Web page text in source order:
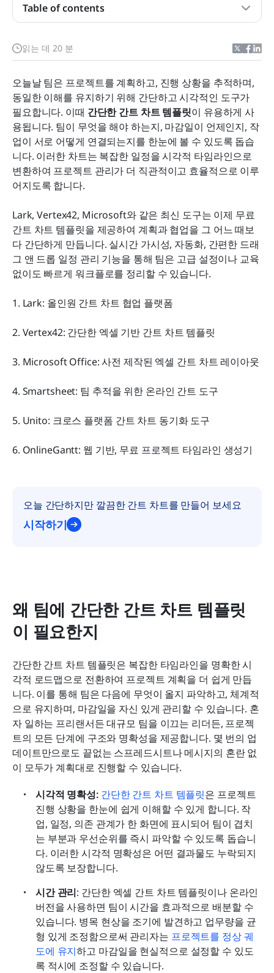
읽는 데 20 분
오늘날 팀은 프로젝트를 계획하고, 진행 상황을 추적하며,
동일한 이해를 유지하기 위해 간단하고 시각적인 도구가
필요합니다. 이때 간단한 간트 차트 템플릿이 유용하게 사
용됩니다. 팀이 무엇을 해야 하는지, 마감일이 언제인지, 작
업이 서로 어떻게 연결되는지를 한눈에 볼 수 있도록 돕습
니다. 이러한 차트는 복잡한 일정을 시각적 타임라인으로
변환하여 프로젝트 관리가 더 직관적이고 효율적으로 이루
어지도록 합니다.
Lark, Vertex42, Microsoft와 같은 최신 도구는 이제 무료
간트 차트 템플릿을 제공하여 계획과 협업을 그 어느 때보
다 간단하게 만듭니다. 실시간 가시성, 자동화, 간편한 드래
그 앤 드롭 일정 관리 기능을 통해 팀은 고급 설정이나 교육
없이도 빠르게 워크플로를 정리할 수 있습니다.
1. Lark: 올인원 간트 차트 협업 플랫폼
2. Vertex42: 간단한 엑셀 기반 간트 차트 템플릿
3. Microsoft Office: 사전 제작된 엑셀 간트 차트 레이아웃
4. Smartsheet: 팀 추적을 위한 온라인 간트 도구
5. Unito: 크로스 플랫폼 간트 차트 동기화 도구
6. OnlineGantt: 웹 기반, 무료 프로젝트 타임라인 생성기
오늘 간단하지만 깔끔한 간트 차트를 만들어 보세요
시작하기
왜 팀에 간단한 간트 차트 템플릿
이 필요한지
간단한 간트 차트 템플릿은 복잡한 타임라인을 명확한 시
각적 로드맵으로 전환하여 프로젝트 계획을 더 쉽게 만듭
니다. 이를 통해 팀은 다음에 무엇이 올지 파악하고, 체계적
으로 유지하며, 마감일을 자신 있게 관리할 수 있습니다. 혼
자 일하는 프리랜서든 대규모 팀을 이끄는 리더든, 프로젝
트의 모든 단계에 구조와 명확성을 제공합니다. 몇 번의 업
데이트만으로도 끝없는 스프레드시트나 메시지의 혼란 없
이 모두가 계획대로 진행할 수 있습니다.
시각적 명확성: 간단한 간트 차트 템플릿은 프로젝트
진행 상황을 한눈에 쉽게 이해할 수 있게 합니다. 작
업, 일정, 의존 관계가 한 화면에 표시되어 팀이 겹치
는 부분과 우선순위를 즉시 파악할 수 있도록 돕습니
다. 이러한 시각적 명확성은 어떤 결과물도 누락되지
않도록 보장합니다.
시간 관리: 간단한 엑셀 간트 차트 템플릿이나 온라인
버전을 사용하면 팀이 시간을 효과적으로 배분할 수
있습니다. 병목 현상을 조기에 발견하고 업무량을 균
형 있게 조정함으로써 관리자는 프로젝트를 정상 궤
도에 유지하고 마감일을 현실적으로 설정할 수 있도
록 적시에 조정할 수 있습니다.
Table of contents
왜 팀에 간단한 간트 차트 템플릿이 필요한지
최고의 간단한 간트 차트 템플릿 및 도구
간트 차트 템플릿을 성공적으로 채택하기 위한 팁
산업별 간트 차트 템플릿 활용 사례
다양한 프로젝트 규모에 맞는 간트 차트 템플릿
결론
자주 묻는 질문
관련 읽기